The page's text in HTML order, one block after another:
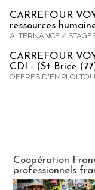
CARREFOUR
ressources
ALTERNANCE /
CARREFOUR
CDI - (St Brice
OFFRES D'EMPLOI
Coopération
professionnels